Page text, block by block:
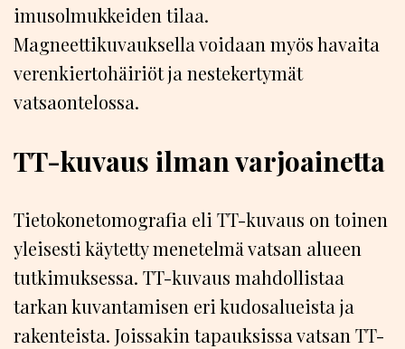
imusolmukkeiden tilaa.
Magneettikuvauksella voidaan myös havaita
verenkiertohäiriöt ja nestekertymät
vatsaontelossa.
TT-kuvaus ilman varjoainetta
Tietokonetomografia eli TT-kuvaus on toinen
yleisesti käytetty menetelmä vatsan alueen
tutkimuksessa. TT-kuvaus mahdollistaa
tarkan kuvantamisen eri kudosalueista ja
rakenteista. Joissakin tapauksissa vatsan TT-